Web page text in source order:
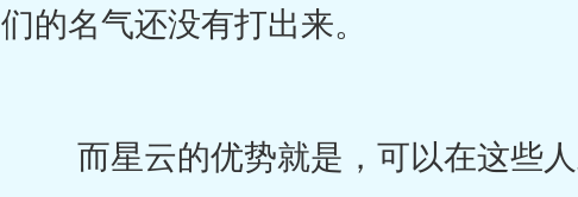
们的名气还没有打出来。
而星云的优势就是，可以在这些人